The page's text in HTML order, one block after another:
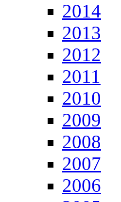
2014
2013
2012
2011
2010
2009
2008
2007
2006